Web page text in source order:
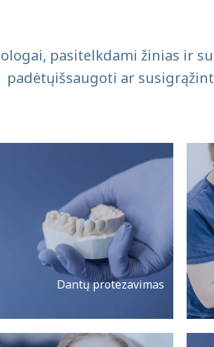
pasitelkdami žinias ir
padėtųišsaugoti ar
Dantų protezavimas